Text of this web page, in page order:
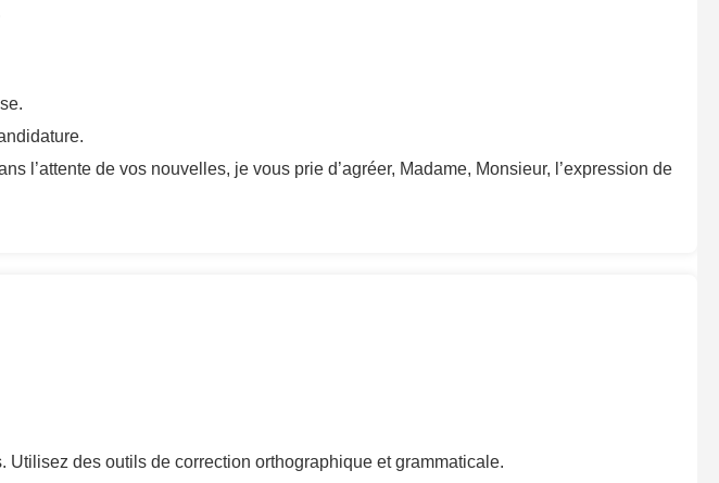
l’attente de vos nouvelles, je vous prie d’agréer, Madame, Monsieur, l’expression de
Utilisez des outils de correction orthographique et grammaticale.